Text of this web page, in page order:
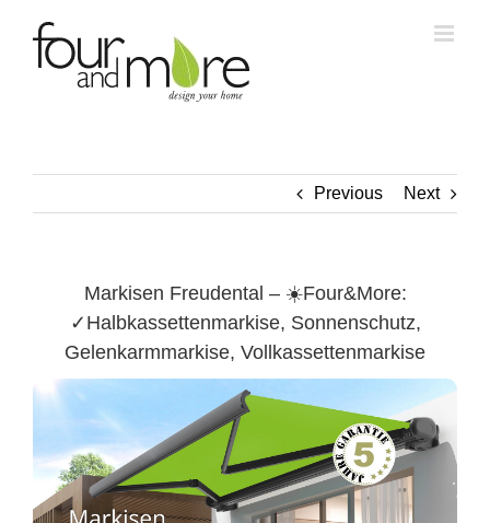
content
Previous Next
Markisen Freudental – ☀️Four&More:
✓Halbkassettenmarkise, Sonnenschutz,
Gelenkarmmarkise, Vollkassettenmarkise